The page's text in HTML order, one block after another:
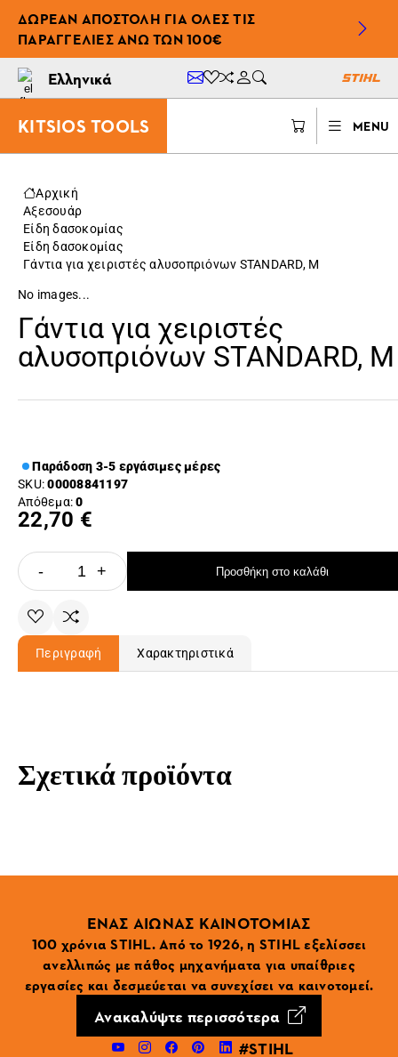
ΔΩΡΕΆΝ ΑΠΟΣΤΟΛΉ ΓΙΑ ΌΛΕΣ ΤΙΣ
ΠΑΡΑΓΓΕΛΊΕΣ ΆΝΩ ΤΩΝ 100€
Ελληνικά
KITSIOS TOOLS MENU
Αρχική
Αξεσουάρ
Είδη δασοκομίας
Είδη δασοκομίας
Γάντια για χειριστές αλυσοπριόνων STANDARD, M
No images...
Γάντια για χειριστές
αλυσοπριόνων STANDARD, M
Παράδοση 3-5 εργάσιμες μέρες
SKU:00008841197
Απόθεμα:0
22,70 €
- + Προσθήκη στο καλάθι
Περιγραφή Χαρακτηριστικά
Σχετικά προϊόντα
ΕΝΑΣ ΑΙΩΝΑΣ ΚΑΙΝΟΤΟΜΙΑΣ
100 χρόνια STIHL. Από το 1926, η STIHL εξελίσσει
ανελλιπώς με πάθος μηχανήματα για υπαίθριες
εργασίες και δεσμεύεται να συνεχίσει να καινοτομεί.
Ανακαλύψτε περισσότερα
#STIHL